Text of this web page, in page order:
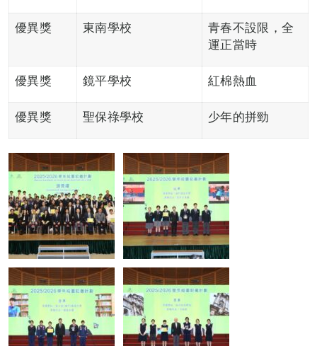
優異獎 東南學校
青春不設限，全
運正當時
優異獎 鏡平學校 紅棉熱血
優異獎 聖保祿學校 少年的拼勁